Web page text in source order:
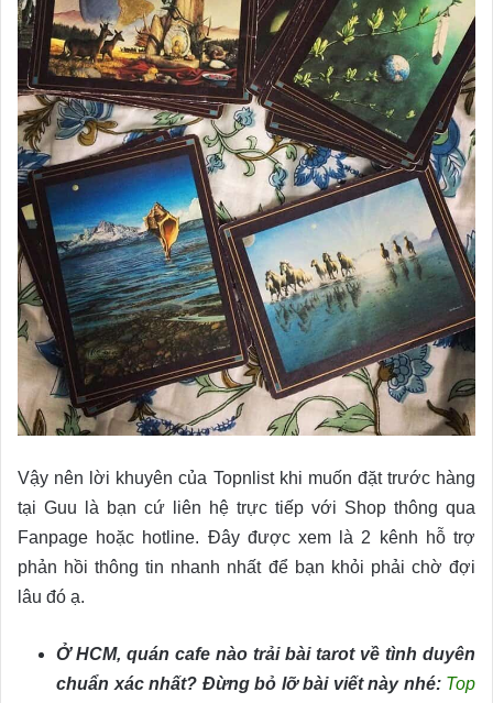
Vậy nên lời khuyên của Topnlist khi muốn đặt trước hàng
tại Guu là bạn cứ liên hệ trực tiếp với Shop thông qua
Fanpage hoặc hotline. Đây được xem là 2 kênh hỗ trợ
phản hồi thông tin nhanh nhất để bạn khỏi phải chờ đợi
lâu đó ạ.
Ở HCM, quán cafe nào trải bài tarot về tình duyên
chuẩn xác nhất? Đừng bỏ lỡ bài viết này nhé: Top